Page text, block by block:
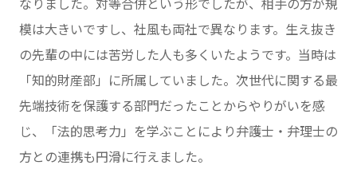
なりました。対等合併という形でしたが、相手の方が規
模は大きいですし、社風も両社で異なります。生え抜き
の先輩の中には苦労した人も多くいたようです。当時は
「知的財産部」に所属していました。次世代に関する最
先端技術を保護する部門だったことからやりがいを感
じ、「法的思考力」を学ぶことにより弁護士・弁理士の
方との連携も円滑に行えました。